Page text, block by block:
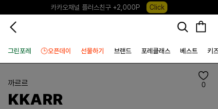
카카오채널 플러스친구 +2,000P
Click
그린포레
🕒오픈데이 선물하기 브랜드 포레클래스 베스트 키
0
까르르
KKARR